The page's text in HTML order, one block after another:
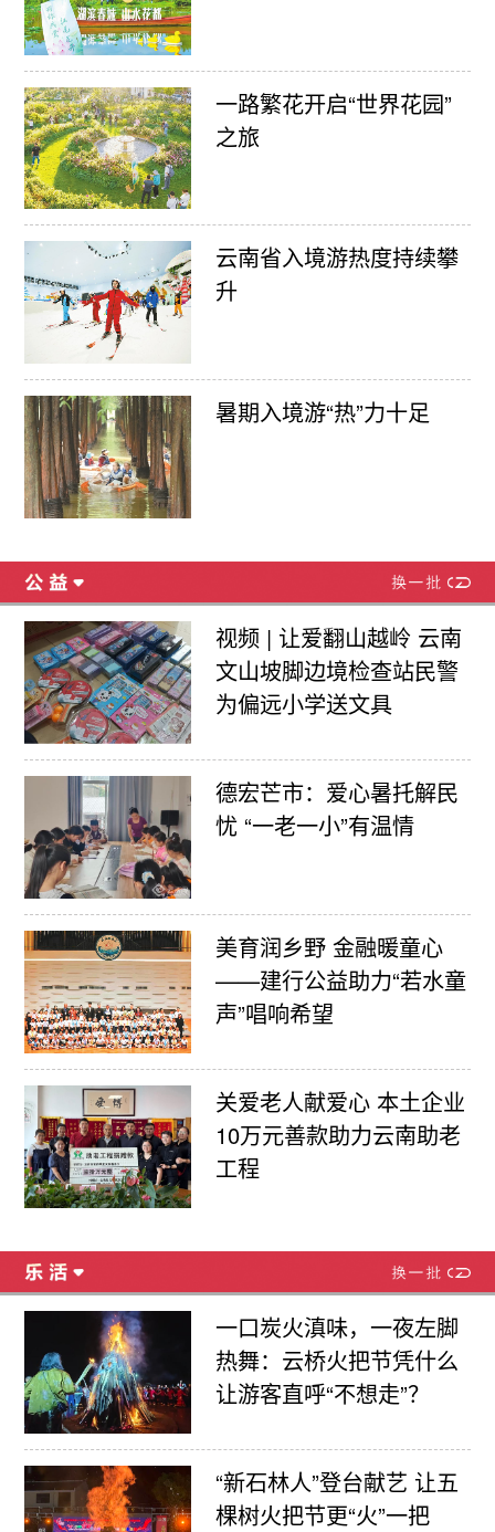
一路繁花开启“世界花园”
之旅
云南省入境游热度持续攀
升
暑期入境游“热”力十足
视频 | 让爱翻山越岭 云南
文山坡脚边境检查站民警
为偏远小学送文具
德宏芒市：爱心暑托解民
忧 “一老一小”有温情
美育润乡野 金融暖童心
——建行公益助力“若水童
声”唱响希望
关爱老人献爱心 本土企业
10万元善款助力云南助老
工程
一口炭火滇味，一夜左脚
热舞：云桥火把节凭什么
让游客直呼“不想走”？
“新石林人”登台献艺 让五
棵树火把节更“火”一把